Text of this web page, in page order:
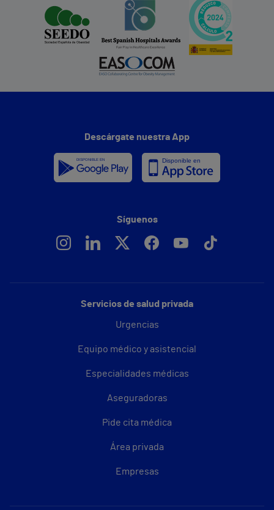
Servicios de salud privada
Urgencias
Equipo médico y asistencial
Especialidades médicas
Aseguradoras
Pide cita médica
Área privada
Empresas
Descárgate nuestra App
Síguenos